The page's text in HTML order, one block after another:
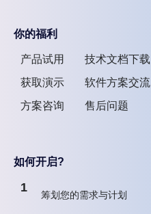
你的福利
产品试用
获取演示
方案咨询
技术文档下载
软件方案交流
售后问题
如何开启?
1
筹划您的需求与计划